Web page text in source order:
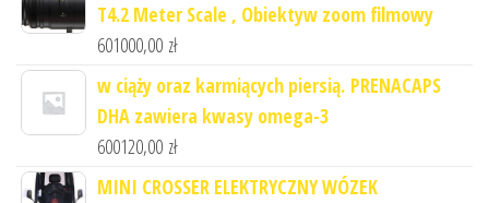
T4.2 Meter Scale , Obiektyw zoom filmowy
601000,00 zł
w ciąży oraz karmiących piersią. PRENACAPS
DHA zawiera kwasy omega-3
600120,00 zł
MINI CROSSER ELEKTRYCZNY WÓZEK